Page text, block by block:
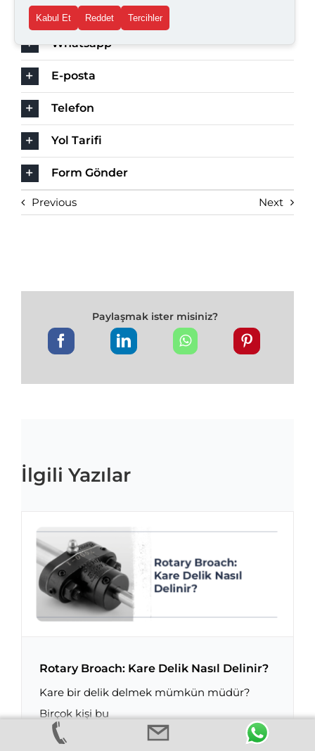
Whatsapp
E-posta
Telefon
Yol Tarifi
Form Gönder
Previous Next
Paylaşmak ister misiniz?
İlgili Yazılar
Rotary Broach: Kare Delik Nasıl Delinir?
Rotary Broach: Kare Delik Nasıl Delinir?
Kare bir delik delmek mümkün müdür?
Birçok kişi bu
Kabul Et Reddet Tercihler